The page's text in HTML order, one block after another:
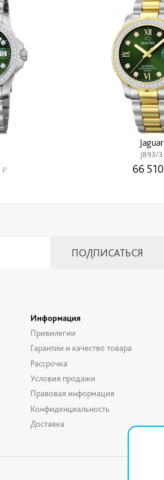
Jaguar
J893/3
66 510
Информация
Привилегии
Гарантии и качество товара
Рассрочка
Условия продажи
Правовая информация
Конфиденциальность
Доставка